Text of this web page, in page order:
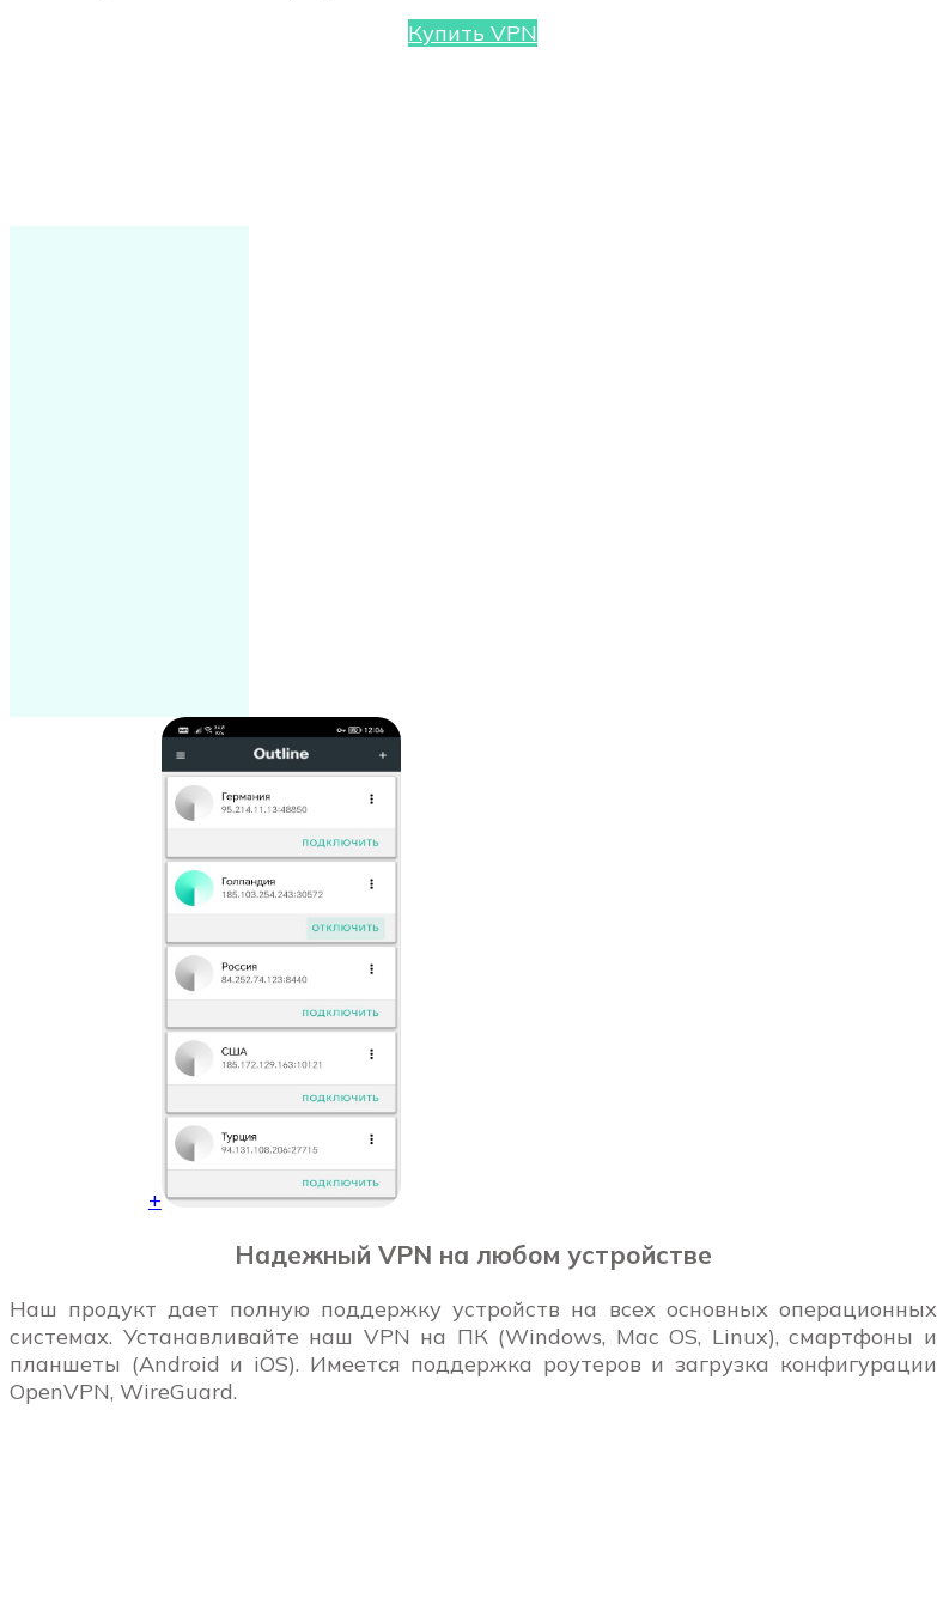
Купить VPN
+
Надежный VPN на любом устройстве
Наш продукт дает полную поддержку устройств на всех основных операционных
системах. Устанавливайте наш VPN на ПК (Windows, Mac OS, Linux), смартфоны и
планшеты (Android и iOS). Имеется поддержка роутеров и загрузка конфигурации
OpenVPN, WireGuard.